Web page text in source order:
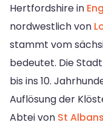
Hertfordshire in
nordwestlich von
stammt vom
bedeutet. Die
bis ins 10.
Auflösung der
Abtei von St Albans